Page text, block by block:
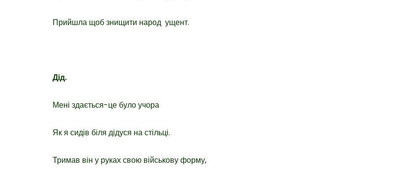
Прийшла щоб знищити народ ущент.
Дід.
Мені здається-це було учора
Як я сидів біля дідуся на стільці.
Тримав він у руках свою військову форму,